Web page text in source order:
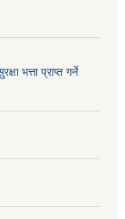
भत्ता प्राप्त गर्ने